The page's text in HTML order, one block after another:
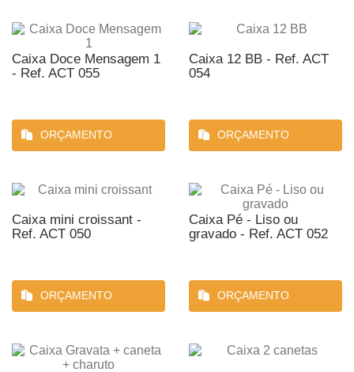
Caixa Doce Mensagem 1
- Ref. ACT 055
ORÇAMENTO
Caixa 12 BB - Ref. ACT
054
ORÇAMENTO
Caixa mini croissant -
Ref. ACT 050
ORÇAMENTO
Caixa Pé - Liso ou
gravado - Ref. ACT 052
ORÇAMENTO